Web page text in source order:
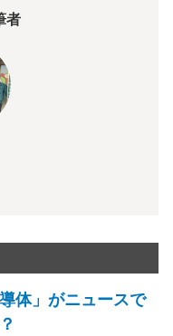
者
体」がニュースで